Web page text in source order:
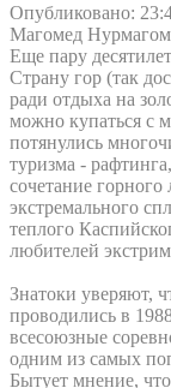
Опубликовано:
Магомед
Еще пару
Страну гор (так
ради отдыха на
можно купаться с
потянулись
туризма -
сочетание
экстремального
теплого
любителей
Знатоки уверяют,
проводились в
всесоюзные
одним из самых
Бытует мнение,